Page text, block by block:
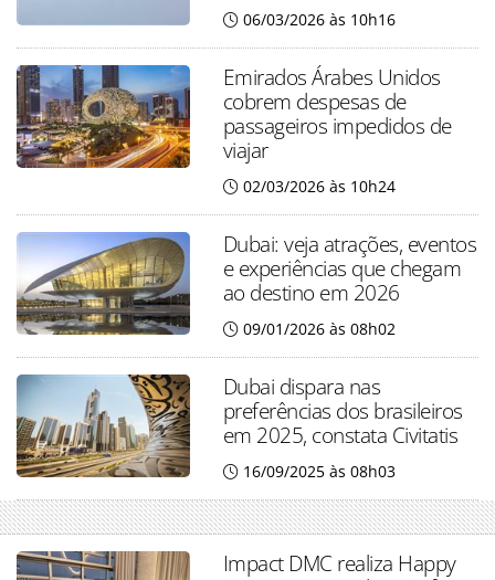
06/03/2026 às 10h16
Emirados Árabes Unidos
cobrem despesas de
passageiros impedidos de
viajar
02/03/2026 às 10h24
Dubai: veja atrações, eventos
e experiências que chegam
ao destino em 2026
09/01/2026 às 08h02
Dubai dispara nas
preferências dos brasileiros
em 2025, constata Civitatis
16/09/2025 às 08h03
Impact DMC realiza Happy